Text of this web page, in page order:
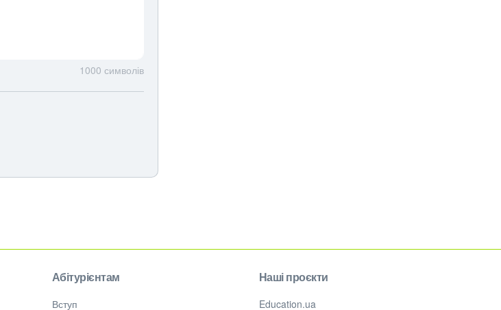
1000 символів
Абітурієнтам
Вступ
Наші проєкти
Education.ua